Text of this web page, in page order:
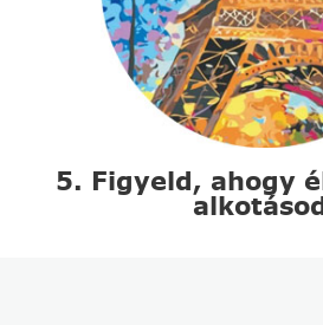
5. Figyeld, ahogy